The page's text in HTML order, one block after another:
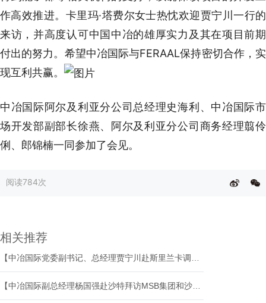
作高效推进。卡里玛·塔费尔女士热忱欢迎贾宁川一行的
来访，并高度认可中国中冶的雄厚实力及其在项目前期
付出的努力。希望中冶国际与FERAAL保持密切合作，实
现互利共赢。
中冶国际阿尔及利亚分公司总经理史海利、中冶国际市
场开发部副部长徐燕、阿尔及利亚分公司商务经理翦伶
俐、郎锦楠一同参加了会见。
阅读784次
相关推荐
【中冶国际党委副书记、总经理贾宁川赴斯里兰卡调研指导并开展系列商务活动】
【中冶国际副总经理杨国强赴沙特拜访MSB集团和沙特国家住房公司】